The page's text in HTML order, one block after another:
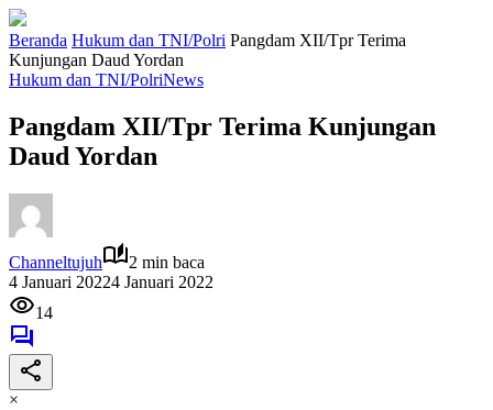
Beranda Hukum dan TNI/Polri Pangdam XII/Tpr Terima
Kunjungan Daud Yordan
Hukum dan TNI/PolriNews
Pangdam XII/Tpr Terima Kunjungan
Daud Yordan
Channeltujuh
2 min baca
4 Januari 20224 Januari 2022
14
×